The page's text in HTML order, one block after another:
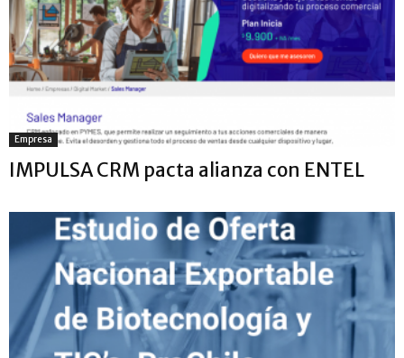
Empresa
IMPULSA CRM pacta alianza con ENTEL